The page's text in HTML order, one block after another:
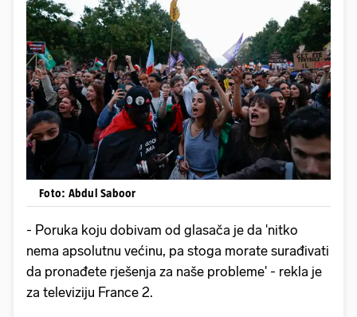
Foto: Abdul Saboor
- Poruka koju dobivam od glasača je da 'nitko
nema apsolutnu većinu, pa stoga morate surađivati
da pronađete rješenja za naše probleme' - rekla je
za televiziju France 2.